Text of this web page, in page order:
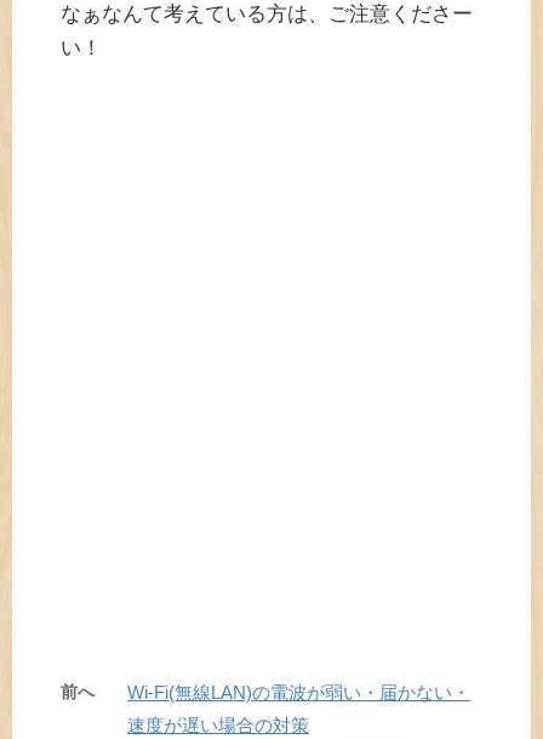
なぁなんて考えている方は、ご注意くださー
い！
前へ
Wi-Fi(無線LAN)の電波が弱い・届かない・
速度が遅い場合の対策